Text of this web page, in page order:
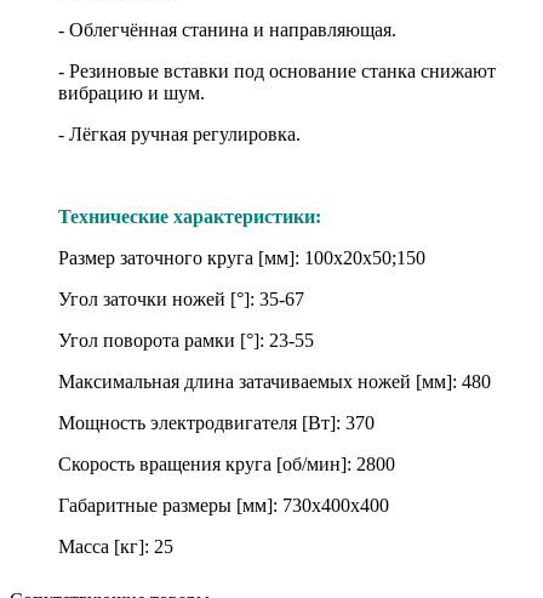
- Облегчённая станина и направляющая.
- Резиновые вставки под основание станка снижают
вибрацию и шум.
- Лёгкая ручная регулировка.
Технические характеристики:
Размер заточного круга [мм]: 100х20х50;150
Угол заточки ножей [°]: 35-67
Угол поворота рамки [°]: 23-55
Максимальная длина затачиваемых ножей [мм]: 480
Мощность электродвигателя [Вт]: 370
Скорость вращения круга [об/мин]: 2800
Габаритные размеры [мм]: 730х400х400
Масса [кг]: 25